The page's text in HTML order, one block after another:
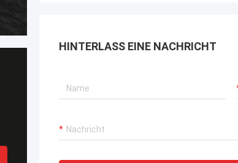
HINTERLASS EINE NACHRICHT